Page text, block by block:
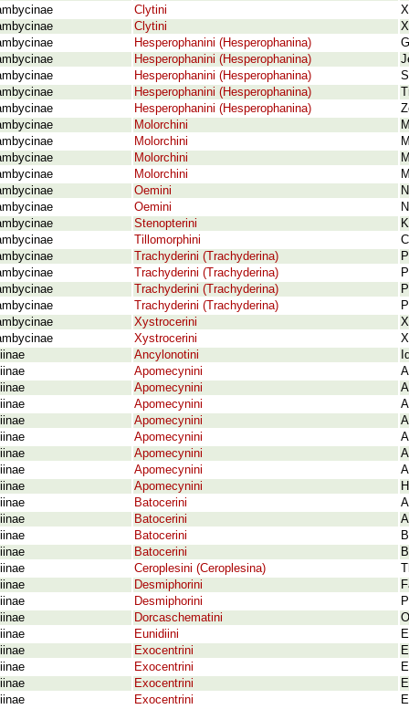
Clytini
Clytini
Hesperophanini (Hesperophanina)
Hesperophanini (Hesperophanina)
Hesperophanini (Hesperophanina)
Hesperophanini (Hesperophanina)
Hesperophanini (Hesperophanina)
Molorchini
Molorchini
Molorchini
Molorchini
Oemini
Oemini
Stenopterini
Tillomorphini
Trachyderini (Trachyderina)
Trachyderini (Trachyderina)
Trachyderini (Trachyderina)
Trachyderini (Trachyderina)
Xystrocerini
Xystrocerini
Ancylonotini
Apomecynini
Apomecynini
Apomecynini
Apomecynini
Apomecynini
Apomecynini
Apomecynini
Apomecynini
Batocerini
Batocerini
Batocerini
Batocerini
Ceroplesini (Ceroplesina)
Desmiphorini
Desmiphorini
Dorcaschematini
Eunidiini
Exocentrini
Exocentrini
Exocentrini
Exocentrini